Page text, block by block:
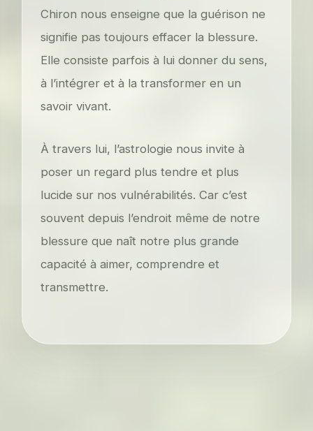
Chiron nous enseigne que la guérison ne
signifie pas toujours effacer la blessure.
Elle consiste parfois à lui donner du sens,
à l’intégrer et à la transformer en un
savoir vivant.
À travers lui, l’astrologie nous invite à
poser un regard plus tendre et plus
lucide sur nos vulnérabilités. Car c’est
souvent depuis l’endroit même de notre
blessure que naît notre plus grande
capacité à aimer, comprendre et
transmettre.